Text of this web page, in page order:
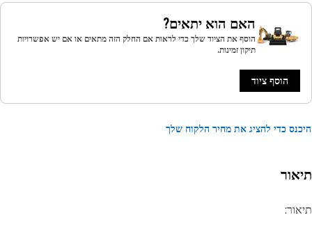
האם הוא יתאים?
הוסף את הציוד שלך כדי לראות אם החלק הזה מתאים או אם יש אפשרויות
תיקון זמינות.
הוסף ציוד
כדי להציג את מחיר הלקוח שלך